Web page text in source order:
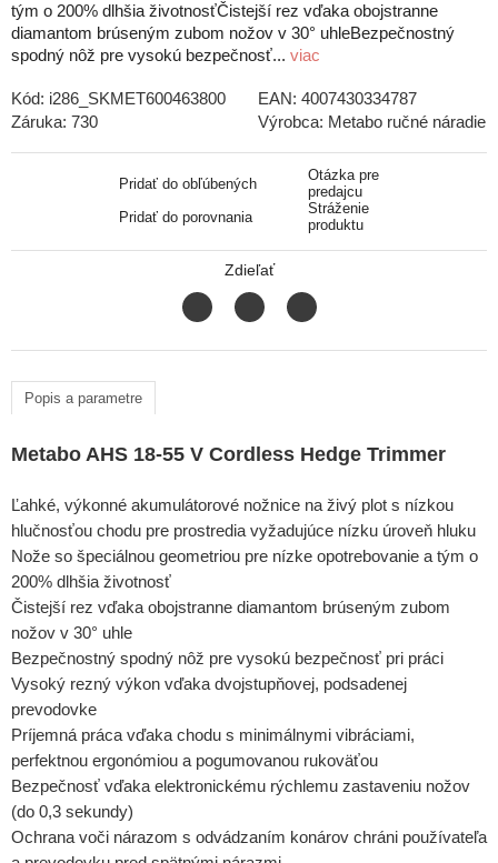
tým o 200% dlhšia životnosťČistejší rez vďaka obojstranne
diamantom brúseným zubom nožov v 30° uhleBezpečnostný
spodný nôž pre vysokú bezpečnosť... viac
Kód: i286_SKMET600463800 EAN: 4007430334787
Záruka: 730 Výrobca: Metabo ručné náradie
Pridať do obľúbených
Pridať do porovnania
Otázka pre
predajcu
Stráženie
produktu
Zdieľať
Popis a parametre
Metabo AHS 18-55 V Cordless Hedge Trimmer
Ľahké, výkonné akumulátorové nožnice na živý plot s nízkou
hlučnosťou chodu pre prostredia vyžadujúce nízku úroveň hluku
Nože so špeciálnou geometriou pre nízke opotrebovanie a tým o
200% dlhšia životnosť
Čistejší rez vďaka obojstranne diamantom brúseným zubom
nožov v 30° uhle
Bezpečnostný spodný nôž pre vysokú bezpečnosť pri práci
Vysoký rezný výkon vďaka dvojstupňovej, podsadenej
prevodovke
Príjemná práca vďaka chodu s minimálnymi vibráciami,
perfektnou ergonómiou a pogumovanou rukoväťou
Bezpečnosť vďaka elektronickému rýchlemu zastaveniu nožov
(do 0,3 sekundy)
Ochrana voči nárazom s odvádzaním konárov chráni používateľa